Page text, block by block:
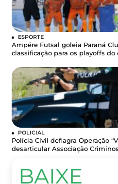
ESPORTE
Ampére Futsal goleia Paraná
classificação para os playoffs do
POLICIAL
Polícia Civil deflagra Operação
desarticular Associação